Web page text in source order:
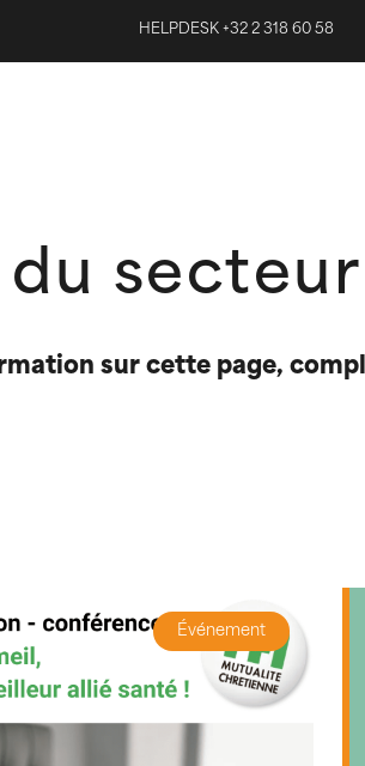
HELPDESK +32 2 318 60 58
secteur
sur cette page,
Événement